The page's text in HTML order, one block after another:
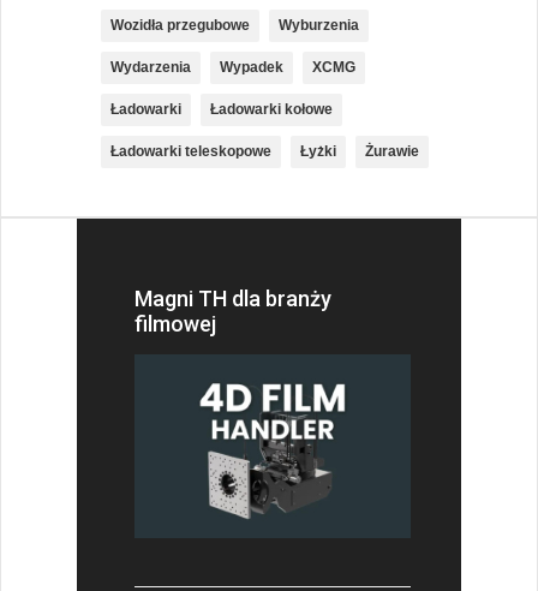
Wozidła przegubowe Wyburzenia
Wydarzenia Wypadek XCMG
Ładowarki Ładowarki kołowe
Ładowarki teleskopowe Łyżki Żurawie
Magni TH dla branży
filmowej